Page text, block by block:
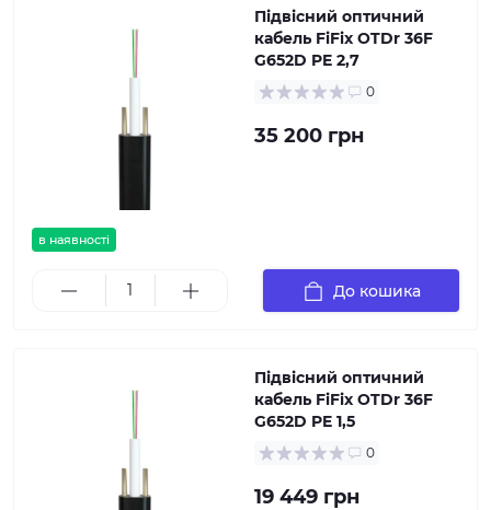
в наявності
Підвісний оптичний
кабель FiFix OTDr 36F
G652D PE 2,7
0
35 200 грн
До кошика
Підвісний оптичний
кабель FiFix OTDr 36F
G652D PE 1,5
0
19 449 грн